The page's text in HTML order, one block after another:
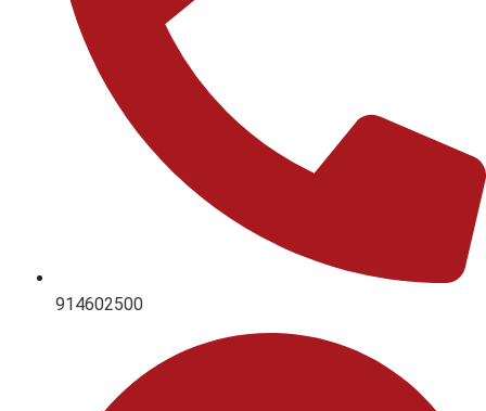
914602500